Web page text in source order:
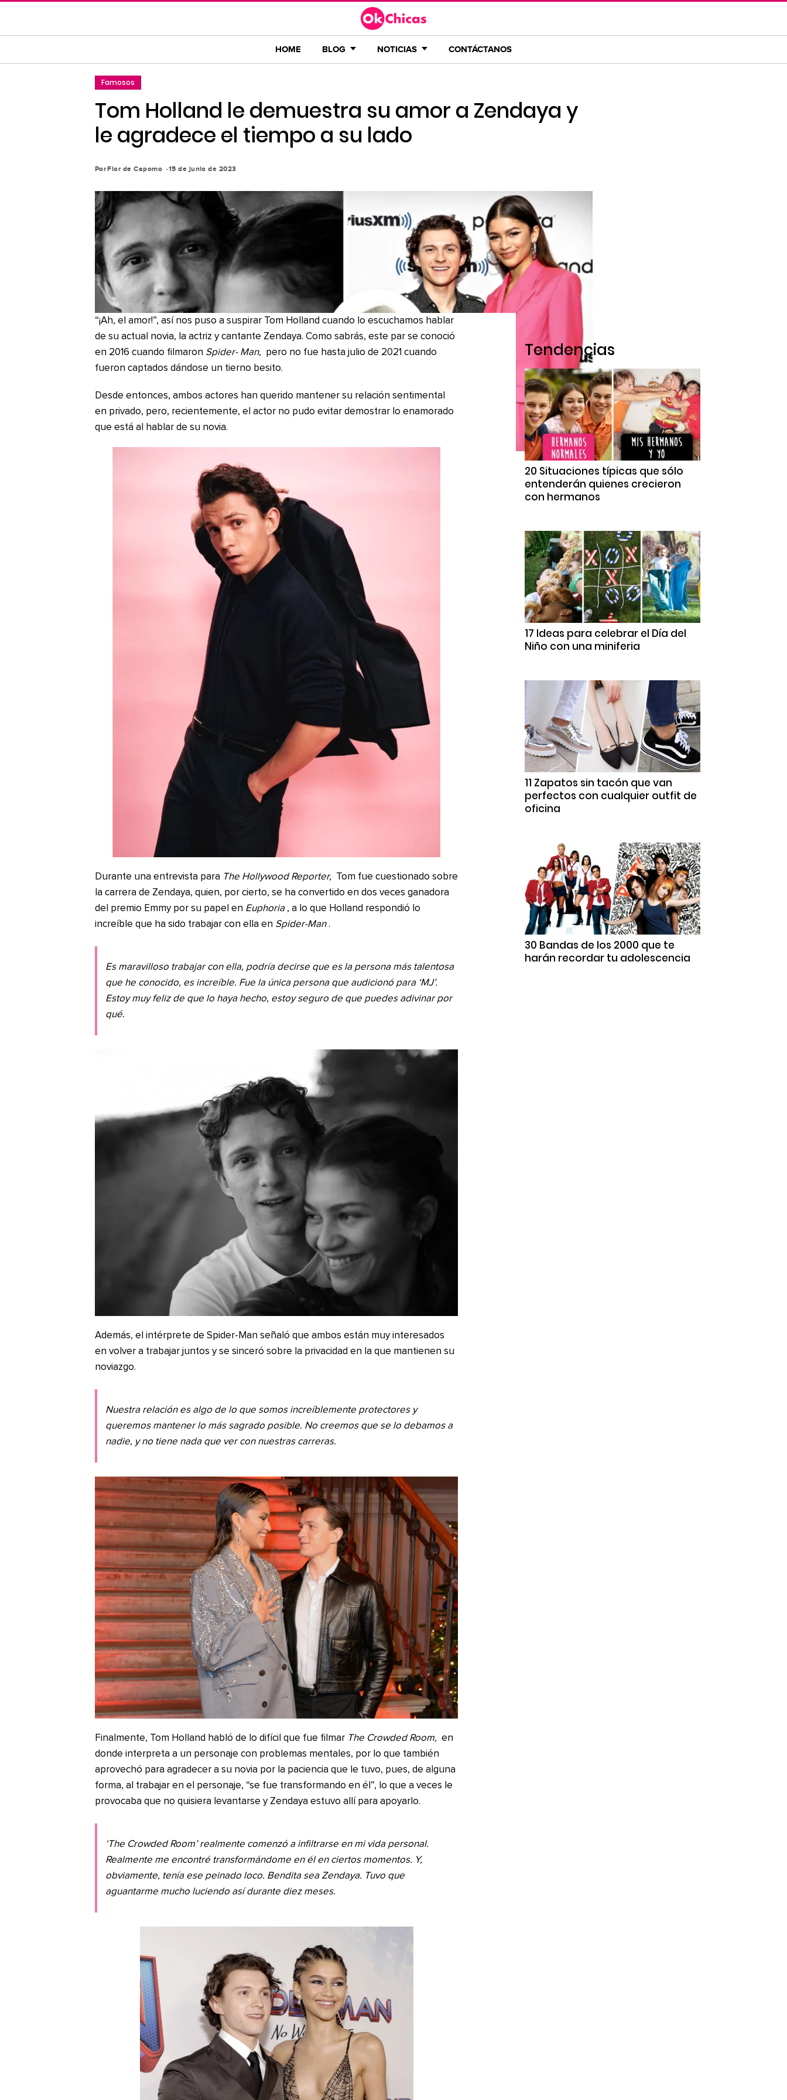
contenido
HOME BLOG NOTICIAS CONTÁCTANOS
Famosos
Tom Holland le demuestra su amor a Zendaya y
le agradece el tiempo a su lado
PorFlor de Capomo 15 de junio de 2023
“¡Ah, el amor!”, así nos puso a suspirar Tom Holland cuando lo escuchamos hablar
de su actual novia, la actriz y cantante Zendaya. Como sabrás, este par se conoció
en 2016 cuando filmaron Spider- Man, pero no fue hasta julio de 2021 cuando
fueron captados dándose un tierno besito.
Desde entonces, ambos actores han querido mantener su relación sentimental
en privado, pero, recientemente, el actor no pudo evitar demostrar lo enamorado
que está al hablar de su novia.
Durante una entrevista para The Hollywood Reporter, Tom fue cuestionado sobre
la carrera de Zendaya, quien, por cierto, se ha convertido en dos veces ganadora
del premio Emmy por su papel en Euphoria , a lo que Holland respondió lo
increíble que ha sido trabajar con ella en Spider-Man .
Es maravilloso trabajar con ella, podría decirse que es la persona más talentosa
que he conocido, es increíble. Fue la única persona que audicionó para ‘MJ’.
Estoy muy feliz de que lo haya hecho, estoy seguro de que puedes adivinar por
qué.
Además, el intérprete de Spider-Man señaló que ambos están muy interesados
en volver a trabajar juntos y se sinceró sobre la privacidad en la que mantienen su
noviazgo.
Nuestra relación es algo de lo que somos increíblemente protectores y
queremos mantener lo más sagrado posible. No creemos que se lo debamos a
nadie, y no tiene nada que ver con nuestras carreras.
Finalmente, Tom Holland habló de lo difícil que fue filmar The Crowded Room, en
donde interpreta a un personaje con problemas mentales, por lo que también
aprovechó para agradecer a su novia por la paciencia que le tuvo, pues, de alguna
forma, al trabajar en el personaje, “se fue transformando en él”, lo que a veces le
provocaba que no quisiera levantarse y Zendaya estuvo allí para apoyarlo.
‘The Crowded Room’ realmente comenzó a infiltrarse en mi vida personal.
Realmente me encontré transformándome en él en ciertos momentos. Y,
obviamente, tenía ese peinado loco. Bendita sea Zendaya. Tuvo que
aguantarme mucho luciendo así durante diez meses.
Tendencias
20 Situaciones típicas que sólo
entenderán quienes crecieron
con hermanos
17 Ideas para celebrar el Día del
Niño con una miniferia
11 Zapatos sin tacón que van
perfectos con cualquier outfit de
oficina
30 Bandas de los 2000 que te
harán recordar tu adolescencia